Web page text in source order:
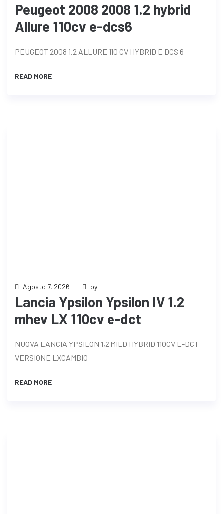
Peugeot 2008 2008 1.2 hybrid
Allure 110cv e-dcs6
PEUGEOT 2008 1.2 ALLURE 110 CV HYBRID E DCS 6
READ MORE
Agosto 7, 2026 by
Lancia Ypsilon Ypsilon IV 1.2
mhev LX 110cv e-dct
NUOVA LANCIA YPSILON 1,2 MILD HYBRID 110CV E-DCT
VERSIONE LXCAMBIO
READ MORE